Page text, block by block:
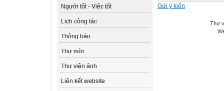
Người tốt - Việc tốt
Lịch công tác
Thông báo
Thư mời
Thư viện ảnh
Liên kết website
Gửi ý kiến
Thư